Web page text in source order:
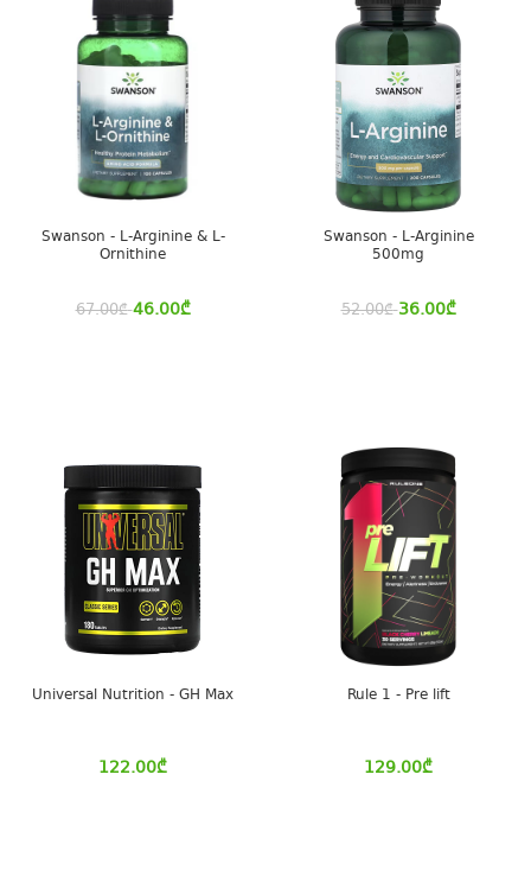
Swanson - L-Arginine & L-
Ornithine
67.00₾ 46.00₾
Swanson - L-Arginine
500mg
52.00₾ 36.00₾
Universal Nutrition - GH Max
122.00₾
Rule 1 - Pre lift
129.00₾